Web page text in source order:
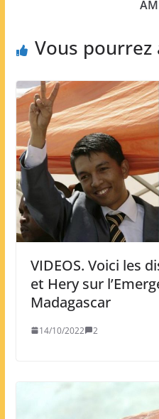
Vous
VIDEOS. Voici les
et Hery sur
Madagascar
14/10/2022 2